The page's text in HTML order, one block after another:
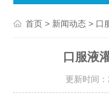
首页 > 新闻动态 > 口
口服液
更新时间